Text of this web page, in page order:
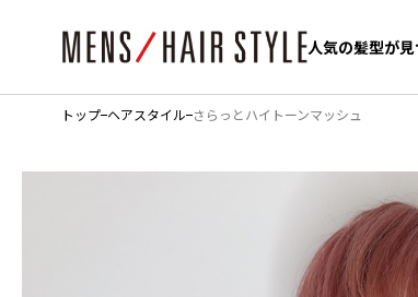
人気の髪型が
人気の髪型が
トップ ヘアスタイル さらっとハイトーンマッシュ